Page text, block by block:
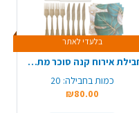
בלעדי לאתר
חבילת אירוח קנה סוכר מתכלה 20 סועדים - מרובע
כמות בחבילה: 20
₪80.00